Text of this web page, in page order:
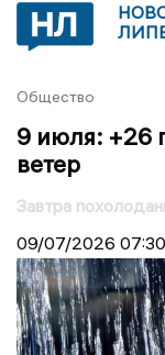
Общество
9 июля: +26
ветер
Завтра
09/07/2026 07:30